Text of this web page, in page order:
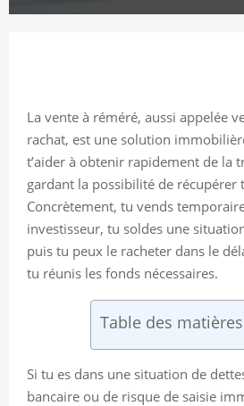
La vente à réméré, aussi appelée
rachat, est une solution
t’aider à obtenir rapidement de la
gardant la possibilité de récupérer
Concrètement, tu vends
investisseur, tu soldes une
puis tu peux le racheter dans le
tu réunis les fonds nécessaires.
Table des matières
Si tu es dans une situation de
bancaire ou de risque de saisie